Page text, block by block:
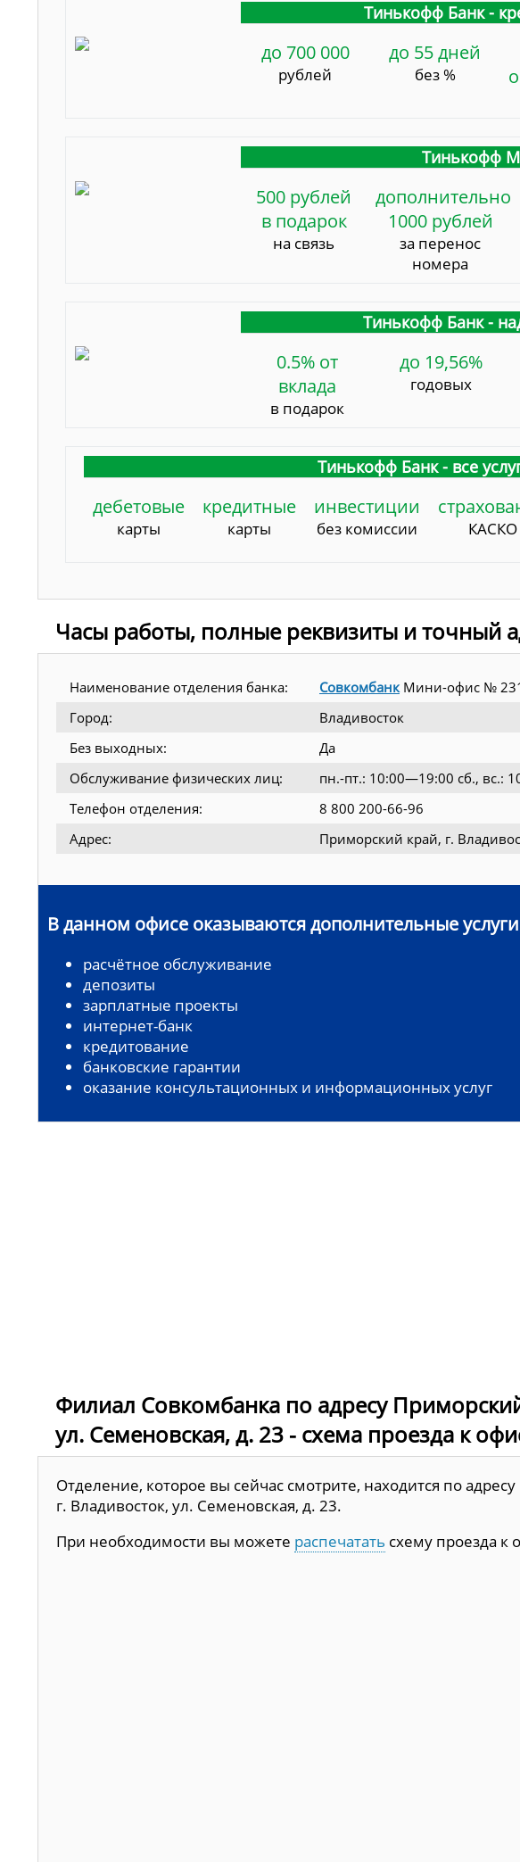
Тинькофф Банк -
до 700 000
рублей
до 55 дней
без %
Тинькофф
500 рублей
в подарок
на связь
дополнительно
1000 рублей
за перенос
номера
Тинькофф Банк -
0.5% от
вклада
в подарок
до 19,56%
годовых
Тинькофф Банк - все
дебетовые
карты
кредитные
карты
инвестиции
без комиссии КАСКО
Часы работы, полные реквизиты и точный
Наименование отделения банка: СовкомбанкМини-офис №
Город:
Владивосток
Без выходных:
Да
Обслуживание физических лиц:
пн.-пт.: 10:00—19:00 сб., вс.:
Телефон отделения:
8 800 200-66-96
Адрес:
Приморский край, г.
В данном офисе оказываются дополнительные
расчётное обслуживание
депозиты
зарплатные проекты
интернет-банк
кредитование
банковские гарантии
оказание консультационных и информационных услуг
Филиал Совкомбанка по адресу
ул. Семеновская, д. 23 - схема проезда к
Отделение, которое вы сейчас смотрите, находится по
г. Владивосток, ул. Семеновская, д. 23.
При необходимости вы можете распечатать схему проезда к